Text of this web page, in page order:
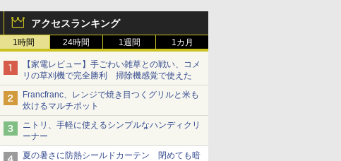
アクセスランキング
1時間 24時間 1週間 1カ月
【家電レビュー】手ごわい雑草との戦い、コメ
リの草刈機で完全勝利 掃除機感覚で使えた
Francfranc、レンジで焼き目つくグリルと米も
炊けるマルチポット
ニトリ、手軽に使えるシンプルなハンディクリ
ーナー
夏の暑さに防熱シールドカーテン 閉めても暗